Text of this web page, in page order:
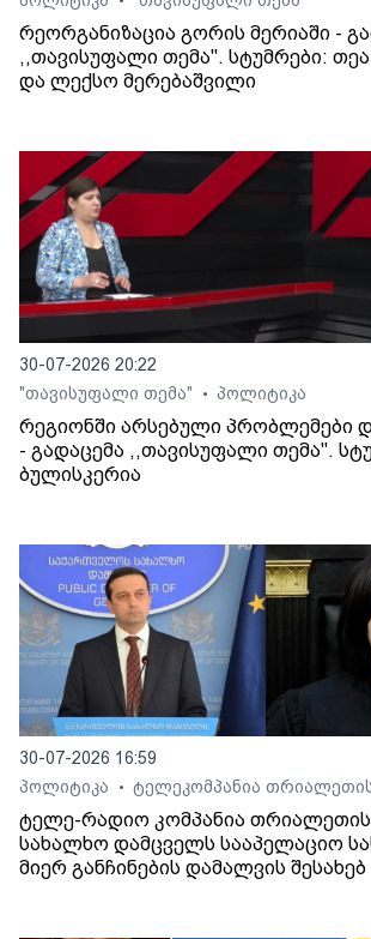
რეორგანიზაცია გორის მერიაში -
,,თავისუფალი თემა". სტუმრები:
და ლექსო მერებაშვილი
30-07-2026 20:22
"თავისუფალი თემა"
• პოლიტიკა
რეგიონში არსებული პრობლემები
- გადაცემა ,,თავისუფალი თემა".
ბულისკერია
30-07-2026 16:59
პოლიტიკა
• ტელეკომპანია
ტელე-რადიო კომპანია თრიალეთის
სახალხო დამცველს სააპელაციო
მიერ განჩინების დამალვის შესახებ